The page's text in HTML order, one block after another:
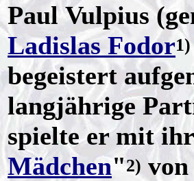
Paul Vulpius
Ladislas Fodor1)
begeistert
langjährige
spielte er mit
Mädchen"2)